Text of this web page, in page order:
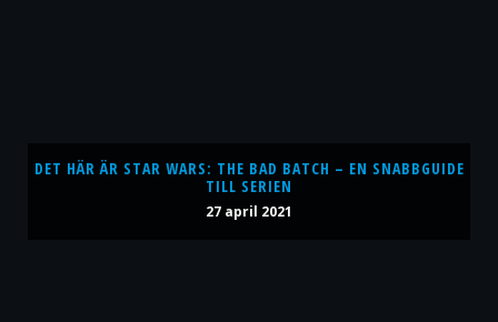
DET HÄR ÄR STAR WARS: THE BAD BATCH – EN SNABBGUIDE
TILL SERIEN
27 april 2021